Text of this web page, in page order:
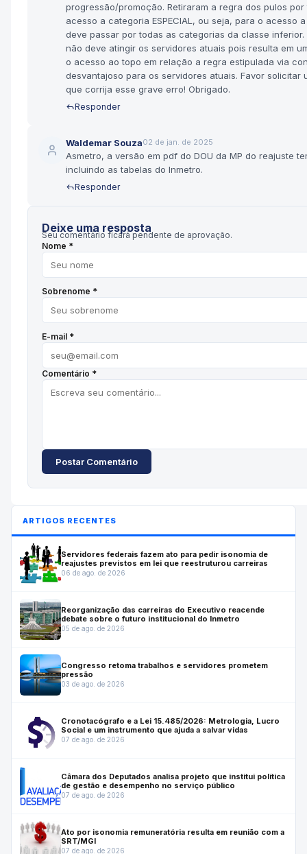
progressão/promoção. Retiraram a regra dos pulos
acesso a categoria ESPECIAL, ou seja, para o acesso a
deve passar por todas as categorias da classe inferior.
não deve atingir os servidores atuais pois resulta em
o acesso ao topo em relação a regra estipulada via
desvantajoso para os servidores atuais. Favor solicitar
que corrija esse grave erro! Obrigado.
Responder
Waldemar Souza02 de jan. de 2025
Asmetro, a versão em pdf do DOU da MP do reajuste
incluindo as tabelas do Inmetro.
Responder
Deixe uma resposta
Seu comentário ficará pendente de aprovação.
Nome *
Sobrenome *
E-mail *
Comentário *
Postar Comentário
ARTIGOS RECENTES
Servidores federais fazem ato para pedir isonomia de
reajustes previstos em lei que reestruturou carreiras
06 de ago. de 2026
Reorganização das carreiras do Executivo reacende
debate sobre o futuro institucional do Inmetro
05 de ago. de 2026
Congresso retoma trabalhos e servidores prometem
pressão
03 de ago. de 2026
Cronotacógrafo e a Lei 15.485/2026: Metrologia, Lucro
Social e um instrumento que ajuda a salvar vidas
07 de ago. de 2026
Câmara dos Deputados analisa projeto que institui política
de gestão e desempenho no serviço público
07 de ago. de 2026
Ato por isonomia remuneratória resulta em reunião com a
SRT/MGI
07 de ago. de 2026